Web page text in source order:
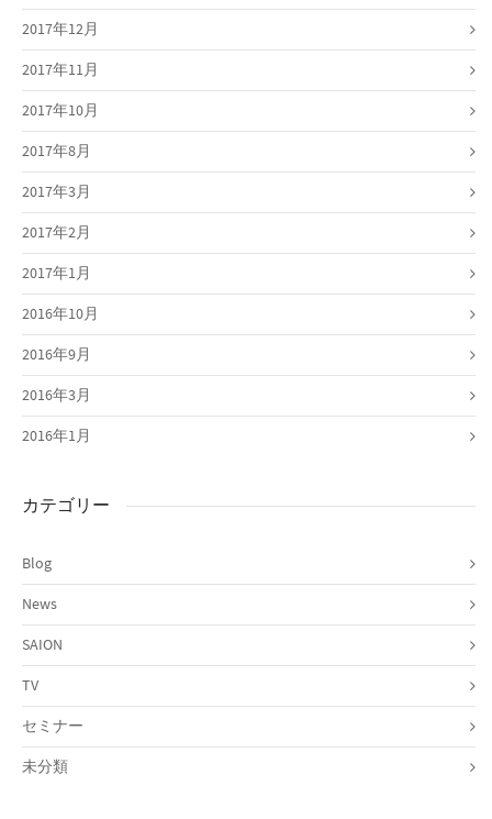
2017年12月
2017年11月
2017年10月
2017年8月
2017年3月
2017年2月
2017年1月
2016年10月
2016年9月
2016年3月
2016年1月
カテゴリー
Blog
News
SAION
TV
セミナー
未分類